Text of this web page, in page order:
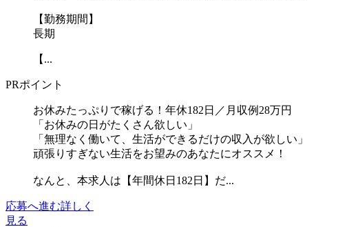
【勤務期間】
長期
【...
PRポイント
お休みたっぷりで稼げる！年休182日／月収例28万円
「お休みの日がたくさん欲しい」
「無理なく働いて、生活ができるだけの収入が欲しい」
頑張りすぎない生活をお望みのあなたにオススメ！
なんと、本求人は【年間休日182日】だ...
応募へ進む詳しく
見る